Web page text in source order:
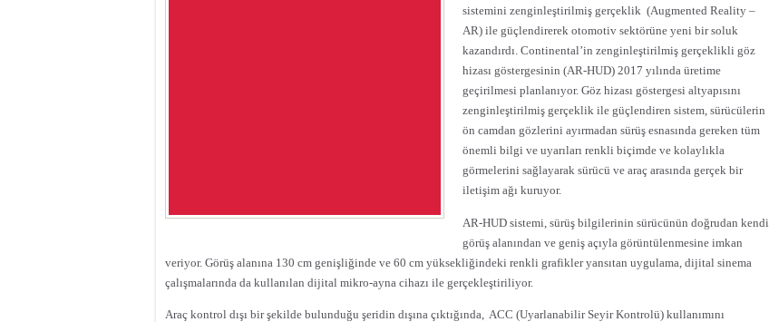
sistemini zenginleştirilmiş gerçeklik (Augmented Reality –
AR) ile güçlendirerek otomotiv sektörüne yeni bir soluk
kazandırdı. Continental’in zenginleştirilmiş gerçeklikli göz
hizası göstergesinin (AR-HUD) 2017 yılında üretime
geçirilmesi planlanıyor. Göz hizası göstergesi altyapısını
zenginleştirilmiş gerçeklik ile güçlendiren sistem, sürücülerin
ön camdan gözlerini ayırmadan sürüş esnasında gereken tüm
önemli bilgi ve uyarıları renkli biçimde ve kolaylıkla
görmelerini sağlayarak sürücü ve araç arasında gerçek bir
iletişim ağı kuruyor.
AR-HUD sistemi, sürüş bilgilerinin sürücünün doğrudan kendi
görüş alanından ve geniş açıyla görüntülenmesine imkan
veriyor. Görüş alanına 130 cm genişliğinde ve 60 cm yüksekliğindeki renkli grafikler yansıtan uygulama, dijital sinema
çalışmalarında da kullanılan dijital mikro-ayna cihazı ile gerçekleştiriliyor.
Araç kontrol dışı bir şekilde bulunduğu şeridin dışına çıktığında,
ACC (Uyarlanabilir Seyir Kontrolü) kullanımını